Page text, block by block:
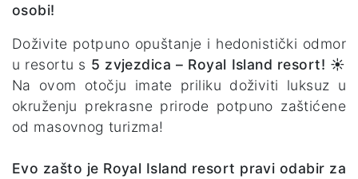
osobi!
Doživite potpuno opuštanje i hedonistički odmor
u resortu s 5 zvjezdica – Royal Island resort! ☀️
Na ovom otočju imate priliku doživiti luksuz u
okruženju prekrasne prirode potpuno zaštićene
od masovnog turizma!
Evo zašto je Royal Island resort pravi odabir za